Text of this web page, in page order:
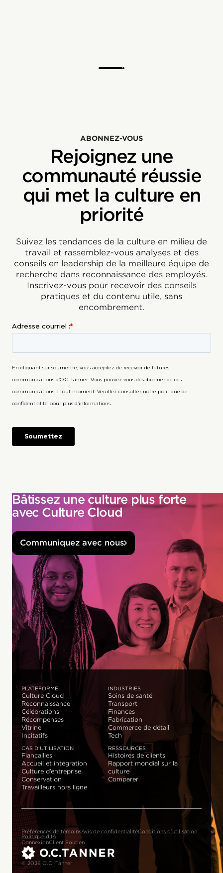
ABONNEZ-VOUS
Rejoignez une
communauté réussie
qui met la culture en
priorité
Suivez les tendances de la culture en milieu de
travail et rassemblez-vous analyses et des
conseils en leadership de la meilleure équipe de
recherche dans reconnaissance des employés.
Inscrivez-vous pour recevoir des conseils
pratiques et du contenu utile, sans
encombrement.
Bâtissez une culture plus forte
avec Culture Cloud
Communiquez avec nous
PLATEFORME
Culture Cloud
Reconnaissance
Célébrations
Récompenses
Vitrine
Incitatifs
INDUSTRIES
Soins de santé
Transport
Finances
Fabrication
Commerce de détail
Tech
CAS D’UTILISATION
Fiançailles
Accueil et intégration
Culture d’entreprise
Conservation
Travailleurs hors ligne
RESSOURCES
Histoires de clients
Rapport mondial sur la
culture
Comparer
Préférences de témoinsAvis de confidentialitéConditions d’utilisation
Politique d’IA
ConnexionClient Soutien
© 2026 O.C. Tanner